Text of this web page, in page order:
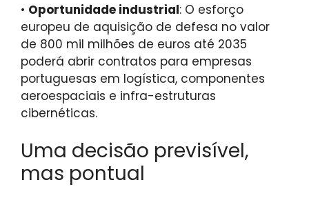
• Oportunidade industrial: O esforço
europeu de aquisição de defesa no valor
de 800 mil milhões de euros até 2035
poderá abrir contratos para empresas
portuguesas em logística, componentes
aeroespaciais e infra-estruturas
cibernéticas.
Uma decisão previsível,
mas pontual